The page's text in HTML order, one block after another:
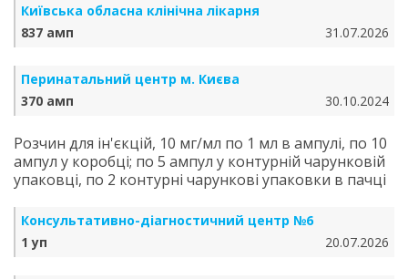
Київська обласна клінічна лікарня
837 амп
31.07.2026
Перинатальний центр м. Києва
370 амп
30.10.2024
Розчин для ін'єкцій, 10 мг/мл по 1 мл в ампулі, по 10
ампул у коробці; по 5 ампул у контурній чарунковій
упаковці, по 2 контурні чарункові упаковки в пачці
Консультативно-діагностичний центр №6
1 уп
20.07.2026